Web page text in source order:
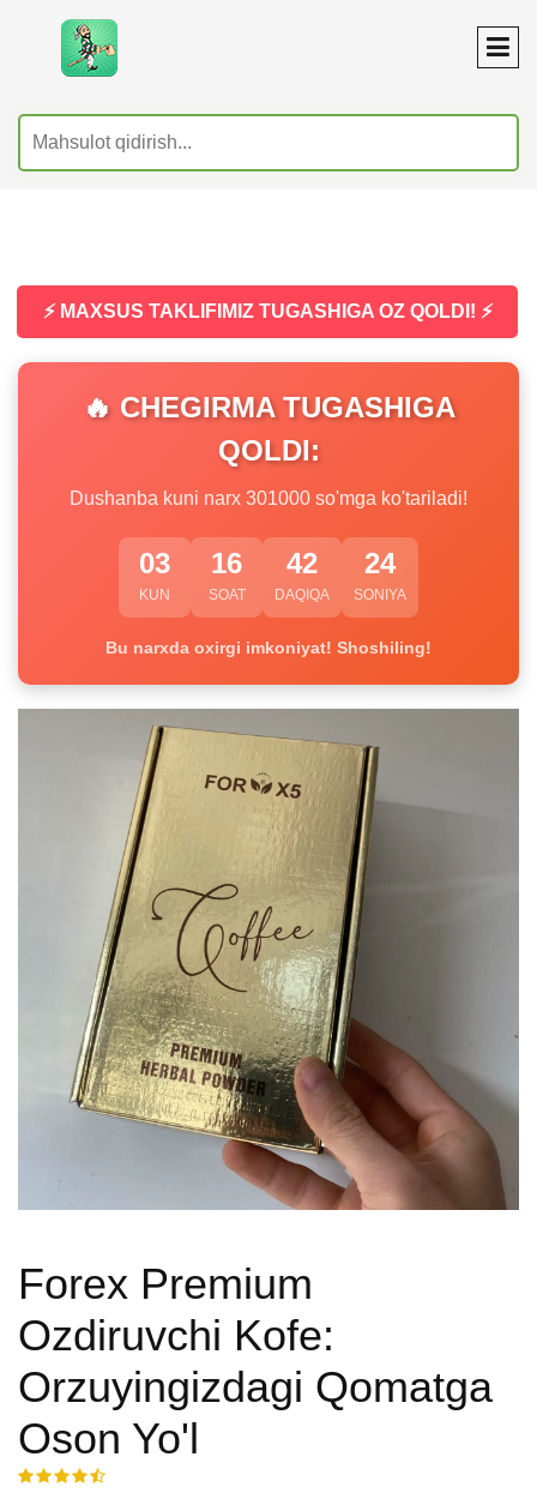
⚡ MAXSUS TAKLIFIMIZ TUGASHIGA OZ QOLDI! ⚡
🔥 CHEGIRMA TUGASHIGA
QOLDI:
Dushanba kuni narx 301000 so'mga ko'tariladi!
03
KUN
16
SOAT
42
DAQIQA
24
SONIYA
Bu narxda oxirgi imkoniyat! Shoshiling!
Forex Premium
Ozdiruvchi Kofe:
Orzuyingizdagi Qomatga
Oson Yo'l